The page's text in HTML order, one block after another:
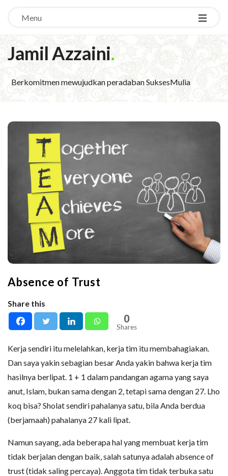
Menu
Jamil Azzaini.
Berkomitmen mewujudkan peradaban SuksesMulia
Absence of Trust
Share this
0
Shares
Kerja sendiri itu melelahkan, kerja tim itu membahagiakan.
Dan saya yakin sebagian besar Anda yakin bahwa kerja tim
hasilnya berlipat. 1 + 1 dalam pandangan agama yang saya
anut, Islam, bukan sama dengan 2, tetapi sama dengan 27. Lho
koq bisa? Sholat sendiri pahalanya satu, bila Anda berdua
(berjamaah) pahalanya 27 kali lipat.
Namun sayang, ada beberapa hal yang membuat kerja tim
tidak berjalan dengan baik, salah satunya adalah absence of
trust (tidak saling percaya). Anggota tim tidak terbuka satu